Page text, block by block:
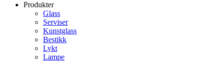
Produkter
Glass
Serviser
Kunstglass
Bestikk
Lykt
Lampe